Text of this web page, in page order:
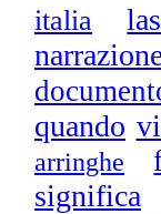
Il
italia
quando
arringhe
significa